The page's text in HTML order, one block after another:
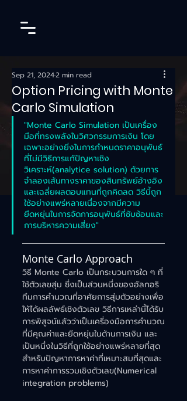
Option Pricing with Monte
Carlo Simulation
Sep 21, 20242 min read
"Monte Carlo Simulation เป็นเครื่อง
มือที่ทรงพลังในวิศวกรรมการเงิน โดย
เฉพาะอย่างยิ่งในการกำหนดราคาอนุพันธ์
ที่ไม่มีวิธีการแก้ปัญหาเชิง
วิเคราะห์(analytice solution) ด้วยการ
จำลองเส้นทางราคาของสินทรัพย์อ้างอิง
และเฉลี่ยผลตอบแทนที่ถูกคิดลด วิธีนี้ถูก
ใช้อย่างแพร่หลายเนื่องจากมีความ
ยืดหยุ่นในการจัดการอนุพันธ์ที่ซับซ้อนและ
การบริหารความเสี่ยง"
Monte Carlo Approach
วิธี Monte Carlo เป็นกระบวนการใด ๆ ที่
ใช้ตัวเลขสุ่ม ซึ่งเป็นส่วนหนึ่งของอัลกอริ
ทึมการคำนวณที่อาศัยการสุ่มตัวอย่างเพื่อ
ให้ได้ผลลัพธ์เชิงตัวเลข วิธีการเหล่านี้ได้รับ
การพิสูจน์แล้วว่าเป็นเครื่องมือการคำนวณ
ที่มีคุณค่าและยืดหยุ่นในด้านการเงิน และ
เป็นหนึ่งในวิธีที่ถูกใช้อย่างแพร่หลายที่สุด
สำหรับปัญหาการหาค่าที่เหมาะสมที่สุดและ
การหาค่าการรวมเชิงตัวเลข(Numerical
integration problems)